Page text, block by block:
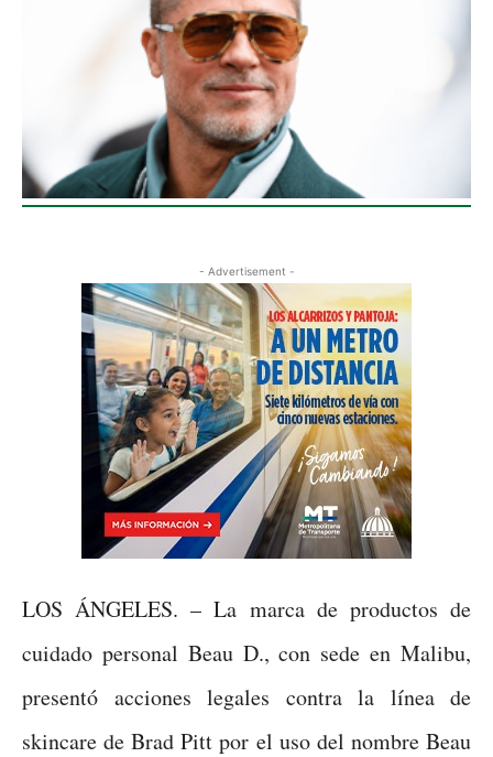
- Advertisement -
LOS ÁNGELES. – La marca de productos de
cuidado personal Beau D., con sede en Malibu,
presentó acciones legales contra la línea de
skincare de Brad Pitt por el uso del nombre Beau